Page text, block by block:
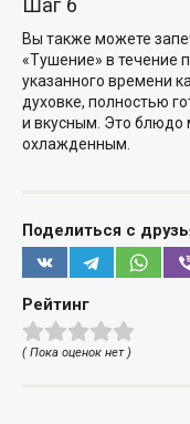
Вы также можете
«Тушение» в течение
указанного времени
духовке, полностью
и вкусным. Это блюдо
охлажденным.
Поделиться с
Рейтинг
( Пока оценок нет )